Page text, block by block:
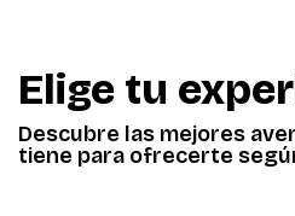
Elige tu
Descubre las mejores
tiene para ofrecerte